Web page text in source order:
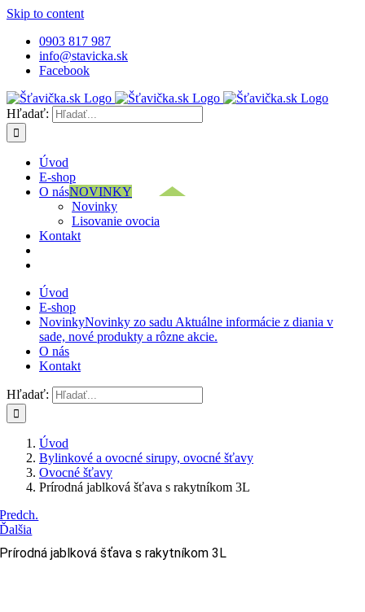
Skip to content
0903 817 987
info@stavicka.sk
Facebook
Hľadať:
Úvod
E-shop
O násNOVINKY
Novinky
Lisovanie ovocia
Kontakt
Úvod
E-shop
NovinkyNovinky zo sadu Aktuálne informácie z diania v
sade, nové produkty a rôzne akcie.
O nás
Kontakt
Hľadať:
Úvod
Bylinkové a ovocné sirupy, ovocné šťavy
Ovocné šťavy
Prírodná jablková šťava s rakytníkom 3L
Predch.
Ďalšia
Prírodná jablková šťava s rakytníkom 3L